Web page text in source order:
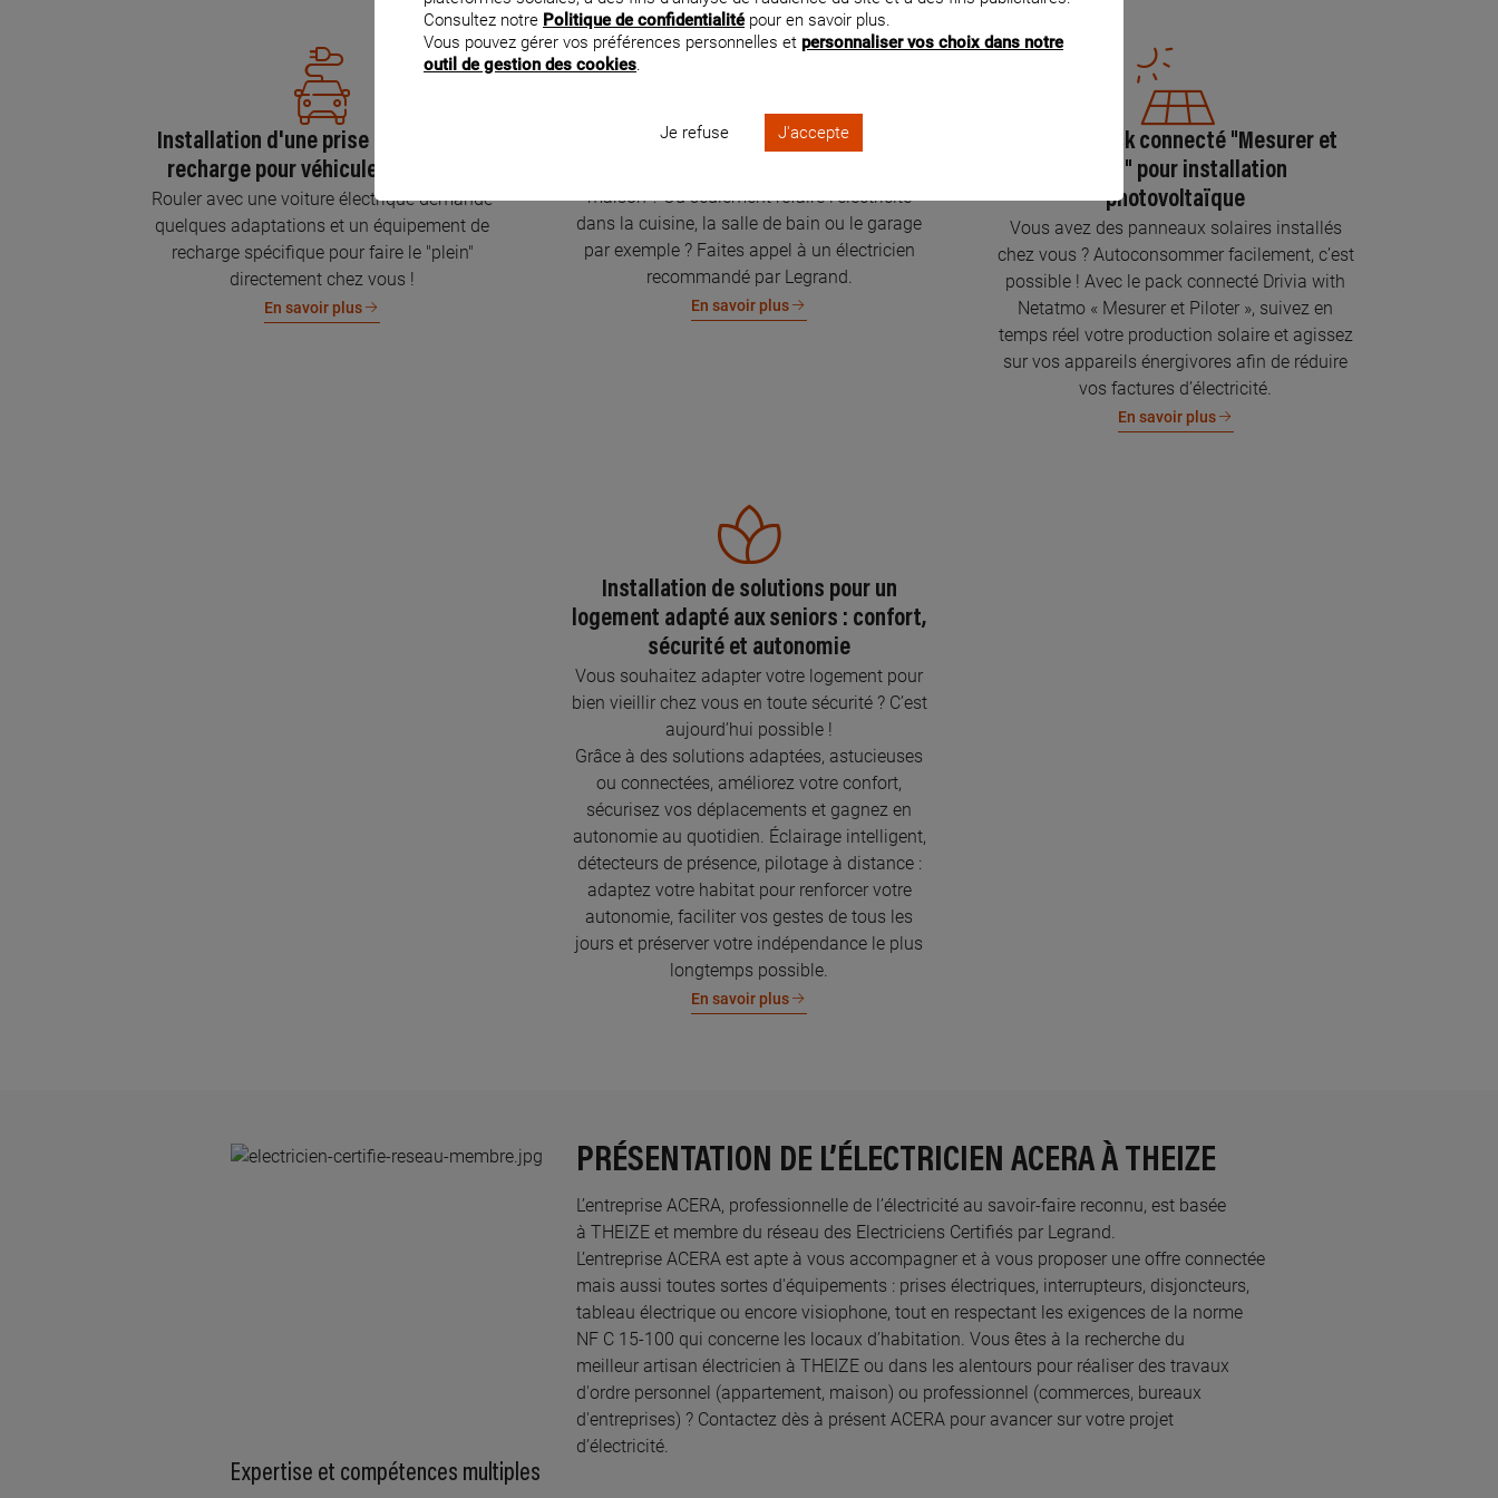
Installation d'une prise GREEN'UP de
recharge pour véhicule électrique
Rouler avec une voiture électrique demande
quelques adaptations et un équipement de
recharge spécifique pour faire le "plein"
directement chez vous !
En savoir plus
Rénovation électrique de la maison
maison ? Ou seulement refaire l'électricité
dans la cuisine, la salle de bain ou le garage
par exemple ? Faites appel à un électricien
recommandé par Legrand.
En savoir plus
Pose du pack connecté "Mesurer et
piloter" pour installation
photovoltaïque
Vous avez des panneaux solaires installés
chez vous ? Autoconsommer facilement, c’est
possible ! Avec le pack connecté Drivia with
Netatmo « Mesurer et Piloter », suivez en
temps réel votre production solaire et agissez
sur vos appareils énergivores afin de réduire
vos factures d’électricité.
En savoir plus
Installation de solutions pour un
logement adapté aux seniors : confort,
sécurité et autonomie
Vous souhaitez adapter votre logement pour
bien vieillir chez vous en toute sécurité ? C’est
aujourd’hui possible !
Grâce à des solutions adaptées, astucieuses
ou connectées, améliorez votre confort,
sécurisez vos déplacements et gagnez en
autonomie au quotidien. Éclairage intelligent,
détecteurs de présence, pilotage à distance :
adaptez votre habitat pour renforcer votre
autonomie, faciliter vos gestes de tous les
jours et préserver votre indépendance le plus
longtemps possible.
En savoir plus
PRÉSENTATION DE L’ÉLECTRICIEN ACERA À THEIZE
L’entreprise ACERA, professionnelle de l’électricité au savoir-faire reconnu, est basée
à THEIZE et membre du réseau des Electriciens Certifiés par Legrand.​
L’entreprise ACERA est apte à vous accompagner et à vous proposer une offre connectée
mais aussi toutes sortes d'équipements : prises électriques, interrupteurs, disjoncteurs,
tableau électrique ou encore visiophone, tout en respectant les exigences de la norme
NF C 15-100 qui concerne les locaux d’habitation. Vous êtes à la recherche du
meilleur artisan électricien à THEIZE ou dans les alentours pour réaliser des travaux
d'ordre personnel (appartement, maison) ou professionnel (commerces, bureaux
d'entreprises) ? Contactez dès à présent ACERA pour avancer sur votre projet
d’électricité.
Expertise et compétences multiples​
Consultez notre Politique de confidentialitépour en savoir plus.
Vous pouvez gérer vos préférences personnelles et personnaliser vos choix dans notre
outil de gestion des cookies.
Je refuse J'accepte